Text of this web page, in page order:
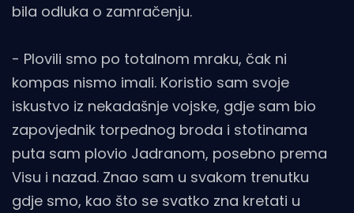
bila odluka o zamračenju.
- Plovili smo po totalnom mraku, čak ni
kompas nismo imali. Koristio sam svoje
iskustvo iz nekadašnje vojske, gdje sam bio
zapovjednik torpednog broda i stotinama
puta sam plovio Jadranom, posebno prema
Visu i nazad. Znao sam u svakom trenutku
gdje smo, kao što se svatko zna kretati u